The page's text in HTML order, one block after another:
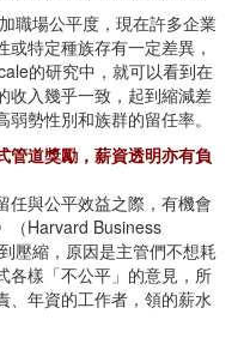
職場公平度，現在許多企業
特定種族存有一定差異，
的研究中，就可以看到在
收入幾乎一致，起到縮減差
勢性別和族群的留任率。
管道獎勵，薪資透明亦有負
任與公平效益之際，有機會
（Harvard Business
壓縮，原因是主管們不想耗
各樣「不公平」的意見，所
、年資的工作者，領的薪水